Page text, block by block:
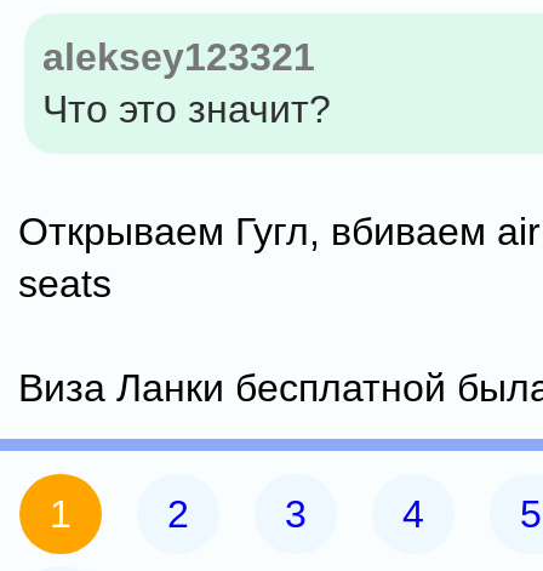
aleksey123321
Что это значит?
Открываем Гугл, вбиваем
seats
Виза Ланки бесплатной
1 2 3 4 5